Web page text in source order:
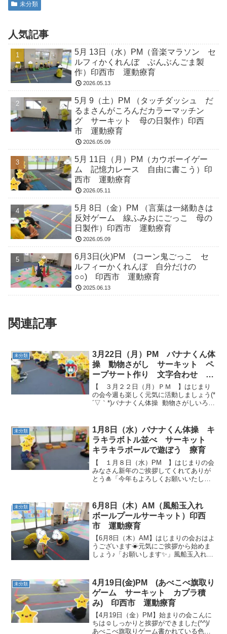
未分類
人気記事
5月 13日（水）PM（音楽マラソン セ
ルフィかくれんぼ ぶんぶんごま製
作）印西市 運動療育
2026.05.13
5月 9（土）PM （タッチダッシュ だ
るまさんがころんだカラーマッチン
グ サーキット 母の日製作）印西
市 運動療育
2026.05.09
5月 11日（月）PM（カウボーイゲー
ム 記憶力レース 自由に書こう）印
西市 運動療育
2026.05.11
5月 8日（金）PM （言葉は一緒動きは
反対ゲーム 線ふみおにごっこ 母の
日製作）印西市 運動療育
2026.05.09
6月3日(火)PM (コーン鬼ごっこ セ
ルフィーかくれんぼ 自分だけの
○○) 印西市 運動療育
2025.06.13
関連記事
未分類
3月22日（月）PM バナナくん体
操 動物さがし サーキット ペ
ープサート作り 文字合わせ 療
育
【 ３月２２日（月）ＰＭ 】はじまり
の会今週も楽しく元気に活動しましょう(*
´▽｀*)バナナくん体操 動物さがしいろん
スパットを歩きます。 牛さん分かるか
な？？...
未分類
1月8日（水）バナナくん体操 キ
ラキラボトル並べ サーキット
キラキラボールで遊ぼう 療育
【 １月８日（水）PM 】はじまりの会
みなさん新年のご挨拶してくれてありが
とう🎍「今年もよろしくお願いいたしま
ラキラボトルを持って一本橋を渡りま
す。 ボトル...
未分類
6月8日（木）AM（風船玉入れ
ボールプールサーキット）印西
市 運動療育
【6月8日（木）AM】はじまりの会おはよ
うございます☀元気にご挨拶から始めま
しょう♪「お願いします✨」風船玉入れ１
(/・ω・)/🎈カラフルな風船が沢山あるの
で、どれにし...
未分類
4月19日(金)PM (あべこべ旗取り
ゲーム サーキット カプラ積
み) 印西市 運動療育
【4月19日（金）PM】始まりの会こんに
ちは☺しっかりと挨拶ができました(^^)/
あべこべ旗取りゲーム書かれている色と